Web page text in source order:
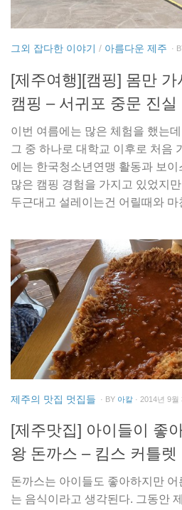
그외 잡다한 이야기 / 아름다운 제주 ·
[제주여행][캠핑] 몸만
캠핑 – 서귀포 중문 진실
이번 여름에는 많은 체험을 했는
그 중 하나로 대학교 이후로 처음
에는 한국청소년연맹 활동과 보이
많은 캠핑 경험을 가지고 있었지
두근대고 설레이는건 어릴때와 마
제주의 맛집 멋집들 · BY 아칼 · 2014년 9월
[제주맛집] 아이들이 좋
왕 돈까스 – 킴스 커틀렛
돈까스는 아이들도 좋아하지만
는 음식이라고 생각된다. 그동안